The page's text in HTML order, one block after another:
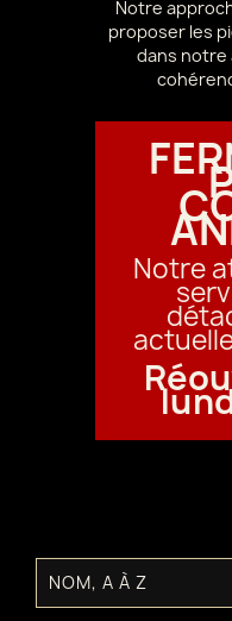
Notre
proposer les
dans notre
Notre
NOM, A À Z